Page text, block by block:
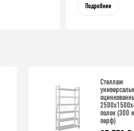
Подробнее
Стеллаж
полок (300
перф)